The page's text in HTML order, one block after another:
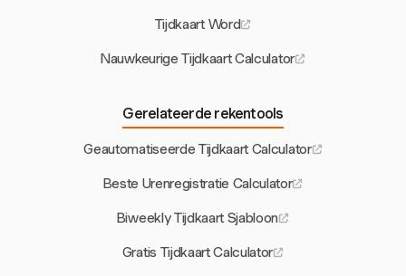
Tijdkaart Word
Nauwkeurige Tijdkaart Calculator
Gerelateerde rekentools
Geautomatiseerde Tijdkaart Calculator
Beste Urenregistratie Calculator
Biweekly Tijdkaart Sjabloon
Gratis Tijdkaart Calculator